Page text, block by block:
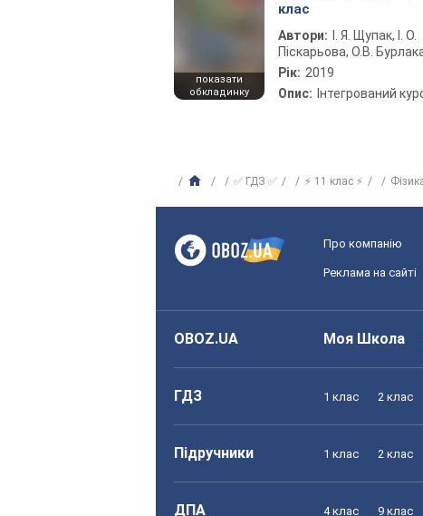
показати
обкладинку
клас
Автори:
І. Я. Щупак, І. О.
Піскарьова, О.В.
Рік: 2019
Опис: Інтегрований
✅ ГДЗ ✅ ⚡ 11 клас ⚡
Про компанію
Реклама на сайті
OBOZ.UA Моя Школа
ГДЗ 1 клас 2 клас
Підручники 1 клас 2 клас
ДПА 4 клас 9 клас